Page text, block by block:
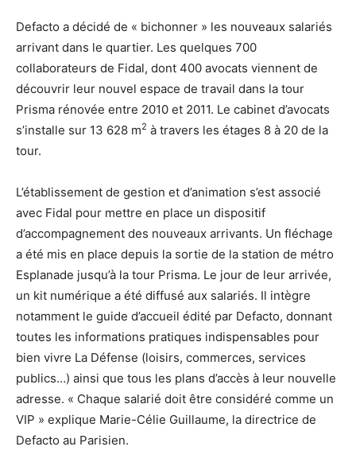
Defacto a décidé de « bichonner » les nouveaux salariés
arrivant dans le quartier. Les quelques 700
collaborateurs de Fidal, dont 400 avocats viennent de
découvrir leur nouvel espace de travail dans la tour
Prisma rénovée entre 2010 et 2011. Le cabinet d’avocats
s’installe sur 13 628 m2 à travers les étages 8 à 20 de la
tour.
L’établissement de gestion et d’animation s’est associé
avec Fidal pour mettre en place un dispositif
d’accompagnement des nouveaux arrivants. Un fléchage
a été mis en place depuis la sortie de la station de métro
Esplanade jusqu’à la tour Prisma. Le jour de leur arrivée,
un kit numérique a été diffusé aux salariés. Il intègre
notamment le guide d’accueil édité par Defacto, donnant
toutes les informations pratiques indispensables pour
bien vivre La Défense (loisirs, commerces, services
publics…) ainsi que tous les plans d’accès à leur nouvelle
adresse. « Chaque salarié doit être considéré comme un
VIP » explique Marie-Célie Guillaume, la directrice de
Defacto au Parisien.